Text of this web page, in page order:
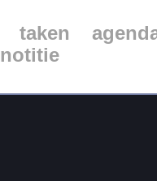
taken
notitie